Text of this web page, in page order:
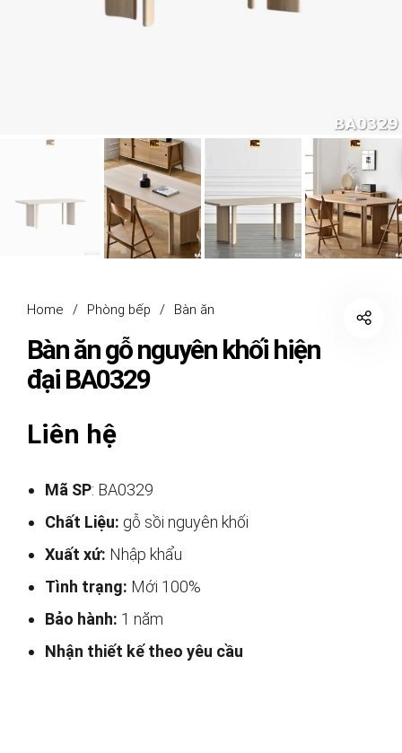
Home / Phòng bếp / Bàn ăn
Bàn ăn gỗ nguyên khối hiện
đại BA0329
Liên hệ
Mã SP: BA0329
Chất Liệu: gỗ sồi nguyên khối
Xuất xứ: Nhập khẩu
Tình trạng: Mới 100%
Bảo hành: 1 năm
Nhận thiết kế theo yêu cầu